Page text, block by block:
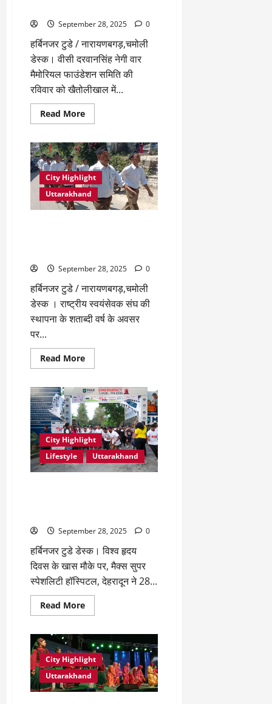
September 28, 2025 0
हर्बिनजर टुडे / नारायणबगड़,चमोली
डेस्क। वीसी दरवानसिंह नेगी वार
मैमोरियल फाउंडेशन समिति की
रविवार को खैतोलीखाल में...
Read MoreRead
more
महोत्सव
की
तैयारियों
को
लेकर
खैतोलीखाल
में
हुई
बैठक
City Highlight
Uttarakhand
September 28, 2025 0
हर्बिनजर टुडे / नारायणबगड़,चमोली
डेस्क । राष्ट्रीय स्वयंसेवक संघ की
स्थापना के शताब्दी वर्ष के अवसर
पर...
Read MoreRead
more
में
राष्ट्रीय
स्वयंसेवक
संघ
के
शताब्दी
समारोह
पर
पथ
संचालन
City Highlight
Lifestyle
Uttarakhand
September 28, 2025 0
हर्बिनजर टुडे डेस्क। विश्व हृदय
दिवस के खास मौके पर, मैक्स सुपर
स्पेशलिटी हॉस्पिटल, देहरादून ने 28...
Read MoreRead
more
हृदय
दिवस
पर
मैक्स
हॉस्पिटल,
देहरादून
ने
City Highlight
Uttarakhand